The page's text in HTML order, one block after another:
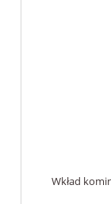
Wkład